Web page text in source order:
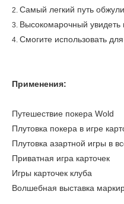
2. Самый легкий путь
3. Высокомарочный увидеть
4. Смогите использовать
Применения:
Путешествие покера Wold
Плутовка покера в игре
Плутовка азартной игры в
Приватная игра карточек
Игры карточек клуба
Волшебная выставка